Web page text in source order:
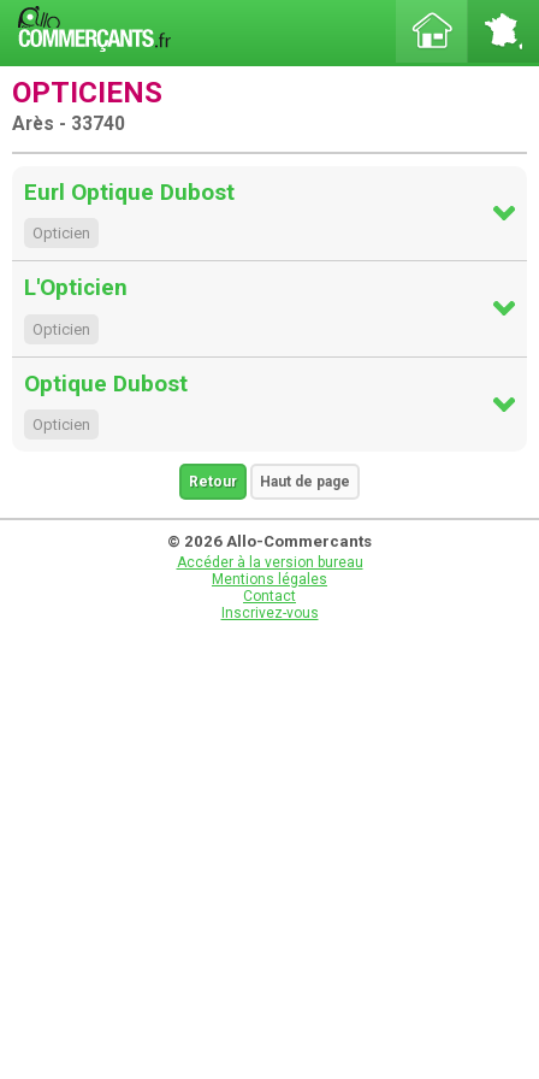
OPTICIENS
Arès - 33740
Eurl Optique Dubost
Opticien
L'Opticien
Opticien
Optique Dubost
Opticien
Retour Haut de page
© 2026 Allo-Commercants
Accéder à la version bureau
Mentions légales
Contact
Inscrivez-vous